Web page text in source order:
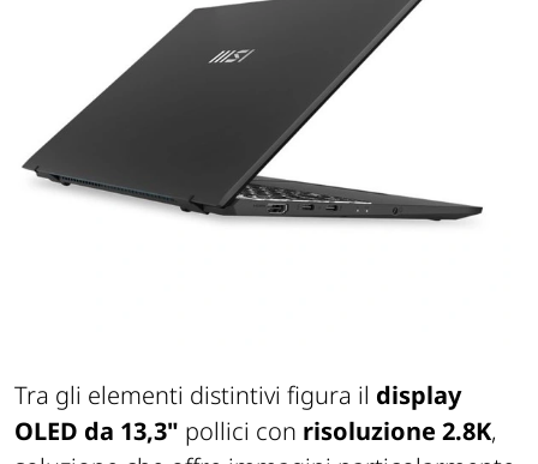
Tra gli elementi distintivi figura il display
OLED da 13,3" pollici con risoluzione 2.8K,